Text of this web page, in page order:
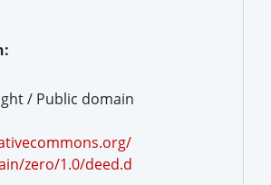
/ Public domain
zero/1.0/deed.d